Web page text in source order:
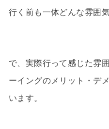
行く前も一体どんな雰囲
で、実際行って感じた雰
ーイングのメリット・デ
います。